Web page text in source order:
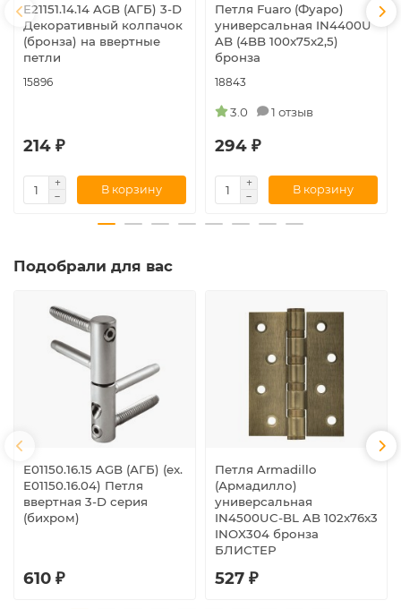
E21151.14.14 AGB (АГБ) 3-D
Декоративный колпачок
(бронза) на ввертные
петли
15896
214 ₽
В корзину
Петля Fuaro (Фуаро)
универсальная IN4400U
AB (4BB 100x75x2,5)
бронза
18843
3.0 1 отзыв
294 ₽
В корзину
Подобрали для вас
E01150.16.15 AGB (АГБ) (ex.
E01150.16.04) Петля
ввертная 3-D серия
(бихром)
610 ₽
Петля Armadillo
(Армадилло)
универсальная
IN4500UC-BL AB 102x76x3
INOX304 бронза
БЛИСТЕР
527 ₽